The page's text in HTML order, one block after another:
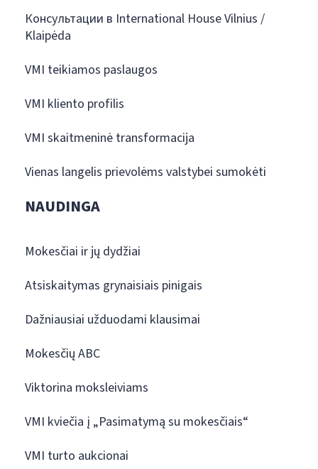
Консультации в International House Vilnius /
Klaipėda
VMI teikiamos paslaugos
VMI kliento profilis
VMI skaitmeninė transformacija
Vienas langelis prievolėms valstybei sumokėti
NAUDINGA
Mokesčiai ir jų dydžiai
Atsiskaitymas grynaisiais pinigais
Dažniausiai užduodami klausimai
Mokesčių ABC
Viktorina moksleiviams
VMI kviečia į „Pasimatymą su mokesčiais“
VMI turto aukcionai